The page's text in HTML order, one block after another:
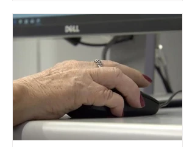
Apesar da requisição, a biometria não é
obrigatória para exercer o direito ao
voto. Se o título estiver regular, o
eleitor pode votar mesmo sem ter
realizado esse cadastro. Neste caso,
será exigido o documento de
identificação para acesso à urna
eletrônica. Se a urna eletrônica não
reconh